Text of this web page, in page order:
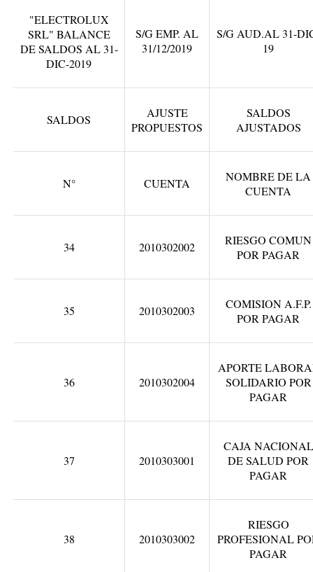
"ELECTROLUX
SRL" BALANCE
DE SALDOS AL 31-
DIC-2019
S/G EMP. AL
31/12/2019
S/G AUD.AL 31-
19
SALDOS
AJUSTE
PROPUESTOS
SALDOS
AJUSTADOS
N° CUENTA
NOMBRE DE LA
CUENTA
34 2010302002
RIESGO COMUN
POR PAGAR
35 2010302003
COMISION A.F.P.
POR PAGAR
36 2010302004
APORTE
SOLIDARIO POR
PAGAR
37 2010303001
CAJA NACIONAL
DE SALUD POR
PAGAR
38 2010303002
RIESGO
PROFESIONAL
PAGAR